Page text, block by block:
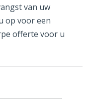
van uw
op voor een
offerte voor u